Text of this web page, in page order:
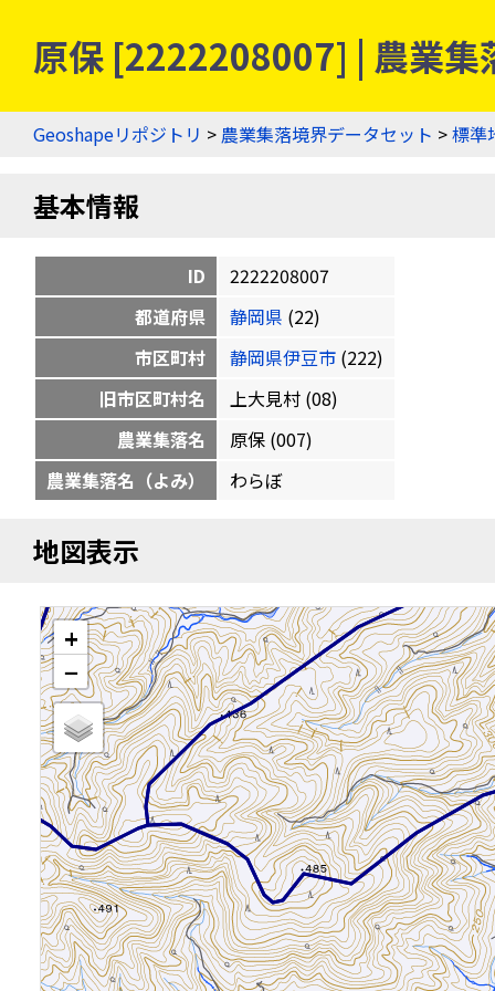
原保 [2222208007] | 農業集
Geoshapeリポジトリ > 農業集落境界データセット >標準
基本情報
ID
2222208007
都道府県
静岡県 (22)
市区町村
静岡県伊豆市 (222)
旧市区町村名
上大見村 (08)
農業集落名
原保 (007)
農業集落名（よみ）
わらぼ
地図表示
+
−